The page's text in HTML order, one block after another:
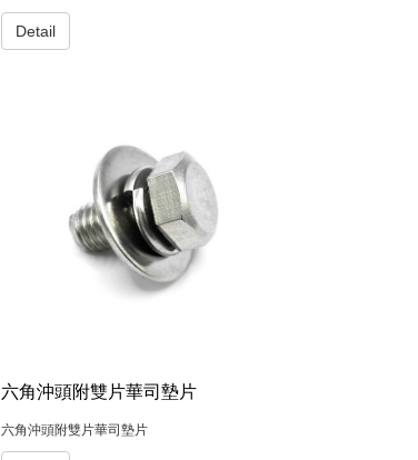
Detail
六角沖頭附雙片華司墊片
六角沖頭附雙片華司墊片